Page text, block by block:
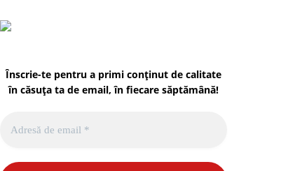
Înscrie-te pentru a primi conținut de calitate
în căsuța ta de email, în fiecare săptămână!